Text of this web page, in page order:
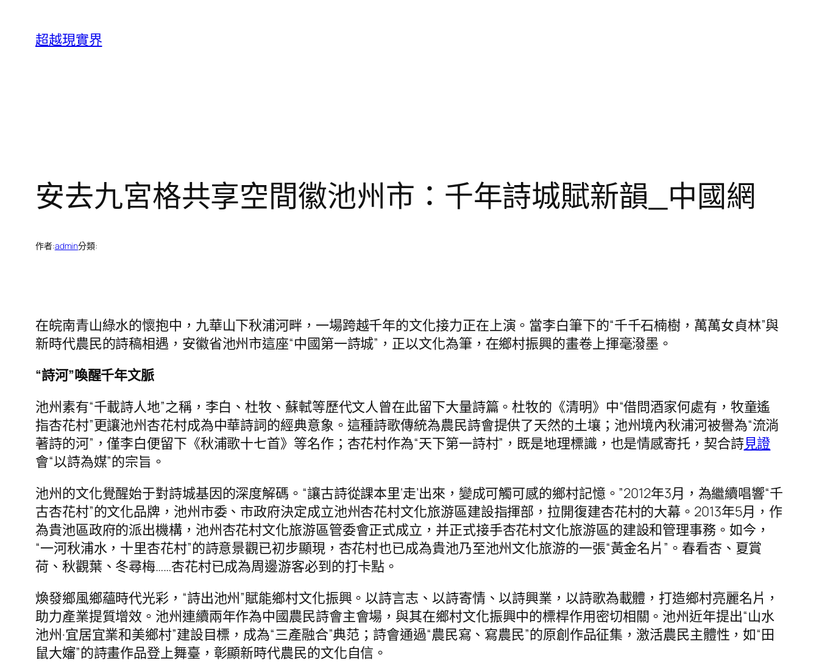
超越現實界
安去九宮格共享空間徽池州市：千年詩城賦新韻_中國網
作者:admin分類:
在皖南青山綠水的懷抱中，九華山下秋浦河畔，一場跨越千年的文化接力正在上演。當李白筆下的“千千石楠樹，萬萬女貞林”與
新時代農民的詩稿相遇，安徽省池州市這座“中國第一詩城”，正以文化為筆，在鄉村振興的畫卷上揮毫潑墨。
“詩河”喚醒千年文脈
池州素有“千載詩人地”之稱，李白、杜牧、蘇軾等歷代文人曾在此留下大量詩篇。杜牧的《清明》中“借問酒家何處有，牧童遙
指杏花村”更讓池州杏花村成為中華詩詞的經典意象。這種詩歌傳統為農民詩會提供了天然的土壤；池州境內秋浦河被譽為“流淌
著詩的河”，僅李白便留下《秋浦歌十七首》等名作；杏花村作為“天下第一詩村”，既是地理標識，也是情感寄托，契合詩見證
會“以詩為媒”的宗旨。
池州的文化覺醒始于對詩城基因的深度解碼。“讓古詩從課本里‘走’出來，變成可觸可感的鄉村記憶。”2012年3月，為繼續唱響“千
古杏花村”的文化品牌，池州市委、市政府決定成立池州杏花村文化旅游區建設指揮部，拉開復建杏花村的大幕。2013年5月，作
為貴池區政府的派出機構，池州杏花村文化旅游區管委會正式成立，并正式接手杏花村文化旅游區的建設和管理事務。如今，
“一河秋浦水，十里杏花村”的詩意景觀已初步顯現，杏花村也已成為貴池乃至池州文化旅游的一張“黃金名片”。春看杏、夏賞
荷、秋觀葉、冬尋梅……杏花村已成為周邊游客必到的打卡點。
煥發鄉風鄉蘊時代光彩，“詩出池州”賦能鄉村文化振興。以詩言志、以詩寄情、以詩興業，以詩歌為載體，打造鄉村亮麗名片，
助力產業提質增效。池州連續兩年作為中國農民詩會主會場，與其在鄉村文化振興中的標桿作用密切相關。池州近年提出“山水
池州·宜居宜業和美鄉村”建設目標，成為“三產融合”典范；詩會通過“農民寫、寫農民”的原創作品征集，激活農民主體性，如“田
鼠大嬸”的詩畫作品登上舞臺，彰顯新時代農民的文化自信。